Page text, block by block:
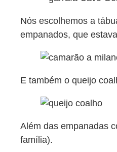
Nós escolhemos a
empanados, que
E também o queijo
Além das empanadas
família).